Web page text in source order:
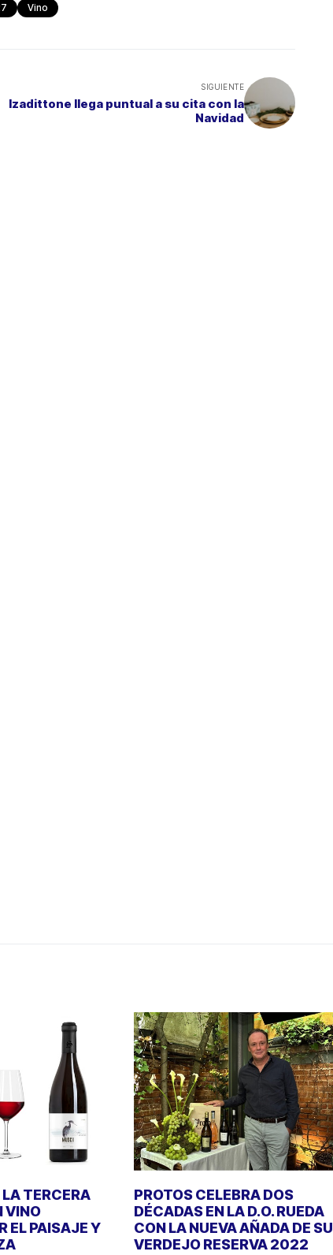
Vino
SIGUIENTE
Izadittone llega puntual a su cita con la
Navidad
TERCERA
VINO
EL PAISAJE Y
PROTOS CELEBRA DOS
DÉCADAS EN LA D.O. RUEDA
CON LA NUEVA AÑADA DE SU
VERDEJO RESERVA 2022